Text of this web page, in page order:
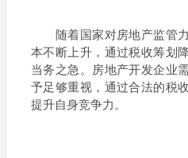
随着国家对房地产监管力
本不断上升，通过税收筹划
当务之急。房地产开发企业
予足够重视，通过合法的税
提升自身竞争力。